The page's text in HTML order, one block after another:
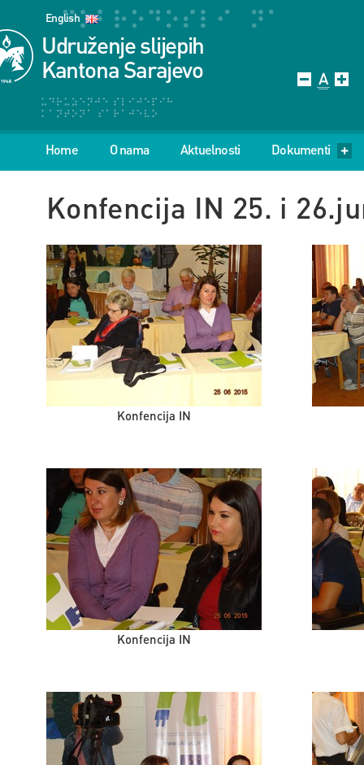
English
Udruženje slijepih
Kantona Sarajevo
Home O nama Aktuelnosti Dokumenti
Konfencija IN 25. i
Konfencija IN
Konfencija IN